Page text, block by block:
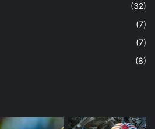
(32)
(7)
(7)
(8)